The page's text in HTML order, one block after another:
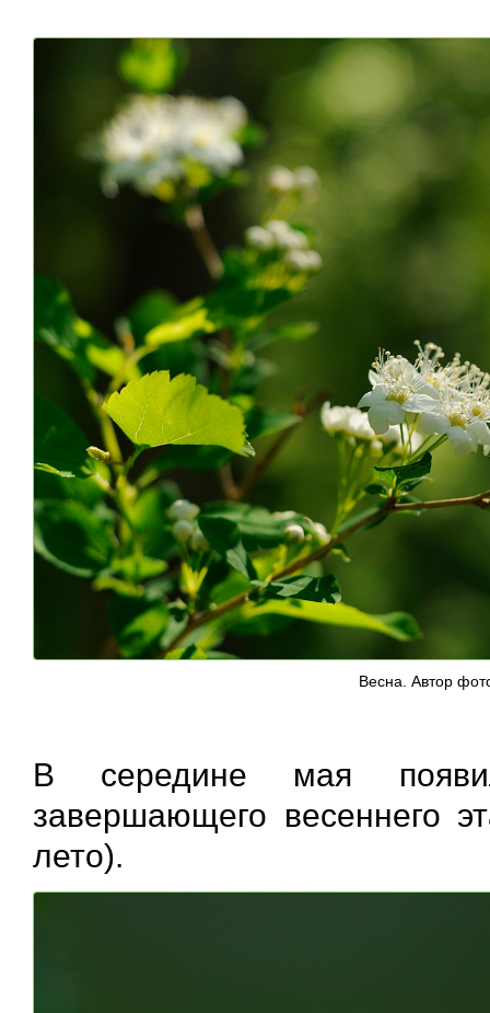
Весна. Автор
В середине мая
завершающего весеннего
лето).